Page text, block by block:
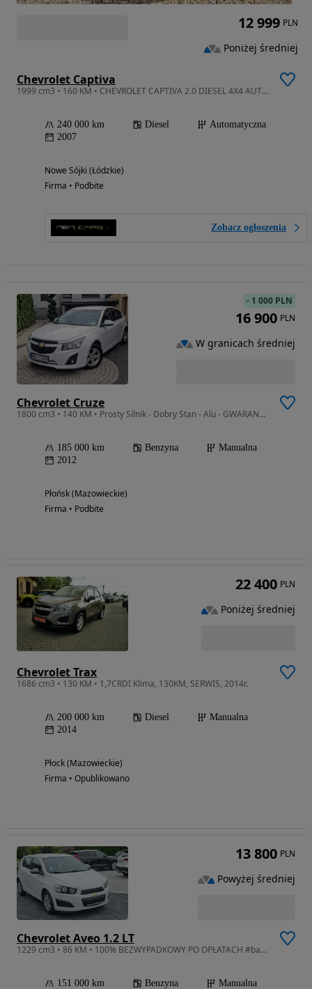
Chevrolet Captiva
1999 cm3 • 160 KM • CHEVROLET CAPTIVA 2.0 DIESEL 4X4 AUTOMAT CLIMATRONIC PÓL SKÓRA
240 000 km Diesel
Automatyczna
2007
Nowe Sójki (Łódzkie)
Firma • Podbite
Zobacz ogłoszenia
12 999 PLN
Poniżej średniej
Chevrolet Cruze
1800 cm3 • 140 KM • Prosty Silnik - Dobry Stan - Alu - GWARANCJA - Zakup Door To Door
185 000 km Benzyna
Manualna
2012
Płońsk (Mazowieckie)
Firma • Podbite
- 1 000 PLN
16 900 PLN
W granicach średniej
Chevrolet Trax
1686 cm3 • 130 KM • 1,7CRDI Klima, 130KM, SERWIS, 2014r.
200 000 km Diesel
Manualna
2014
Płock (Mazowieckie)
Firma • Opublikowano
22 400 PLN
Poniżej średniej
Chevrolet Aveo 1.2 LT
1229 cm3 • 86 KM • 100% BEZWYPADKOWY PO OPŁATACH #bardzo ładnie utrzymany#
151 000 km Benzyna Manualna
13 800 PLN
Powyżej średniej